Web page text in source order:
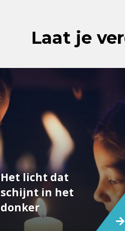
Laat je
Het licht dat
schijnt in het
donker